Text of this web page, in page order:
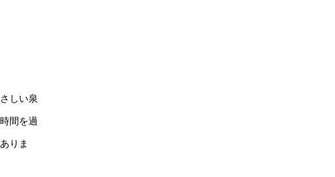
しい泉
間を過
りま